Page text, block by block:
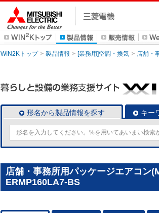
WIN2Kトップ 製品情報 [業務用]空調・換気 店舗・
形名から製品情報を探す キー
店舗・事務所用パッケージエアコン
ERMP160LA7-BS